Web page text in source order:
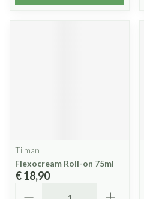
Tilman
Flexocream Roll-on 75ml
€ 18,90